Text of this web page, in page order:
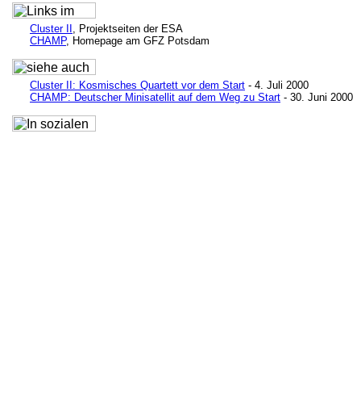
Cluster II , Projektseiten der ESA
CHAMP, Homepage am GFZ Potsdam
Cluster II: Kosmisches Quartett vor dem Start - 4. Juli 2000
CHAMP: Deutscher Minisatellit auf dem Weg zu Start - 30. Juni 2000